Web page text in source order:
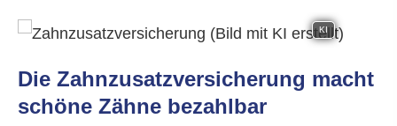
KI
Die Zahn­zu­satz­ver­si­che­rung macht
schöne Zähne bezahlbar